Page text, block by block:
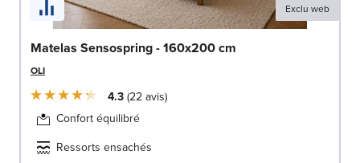
Exclu web
Matelas Sensospring - 160x200 cm
OLI
4.3 22avis
Confort équilibré
Ressorts ensachés